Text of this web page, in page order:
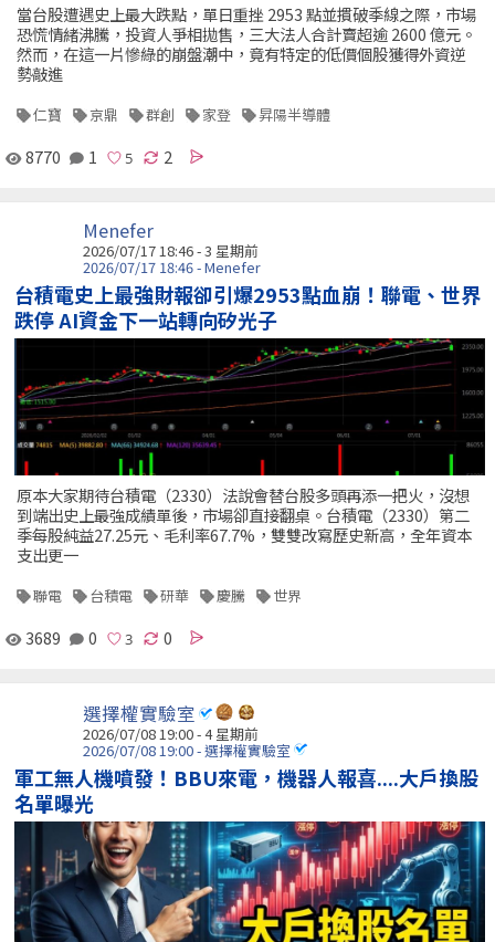
當台股遭遇史上最大跌點，單日重挫 2953 點並摜破季線之際，市場
恐慌情緒沸騰，投資人爭相拋售，三大法人合計賣超逾 2600 億元。
然而，在這一片慘綠的崩盤潮中，竟有特定的低價個股獲得外資逆
勢敲進
仁寶 京鼎 群創 家登 昇陽半導體
8770 1 2
Menefer
2026/07/17 18:46 - 3 星期前
2026/07/17 18:46 - Menefer
台積電史上最強財報卻引爆2953點血崩！聯電、世界
跌停 AI資金下一站轉向矽光子
原本大家期待台積電（2330）法說會替台股多頭再添一把火，沒想
到端出史上最強成績單後，市場卻直接翻桌。台積電（2330）第二
季每股純益27.25元、毛利率67.7%，雙雙改寫歷史新高，全年資本
支出更一
聯電 台積電 研華 慶騰 世界
3689 0 0
選擇權實驗室
2026/07/08 19:00 - 4 星期前
2026/07/08 19:00 - 選擇權實驗室
軍工無人機噴發！BBU來電，機器人報喜....大戶換股
名單曝光